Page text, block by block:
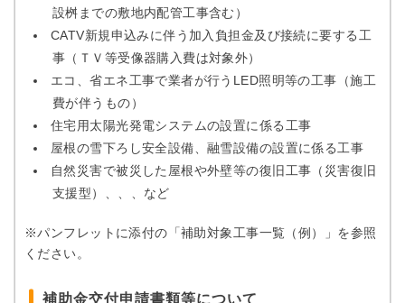
設桝までの敷地内配管工事含む）
CATV新規申込みに伴う加入負担金及び接続に要する工
事（ＴＶ等受像器購入費は対象外）
エコ、省エネ工事で業者が行うLED照明等の工事（施工
費が伴うもの）
住宅用太陽光発電システムの設置に係る工事
屋根の雪下ろし安全設備、融雪設備の設置に係る工事
自然災害で被災した屋根や外壁等の復旧工事（災害復旧
支援型）、、、など
※パンフレットに添付の「補助対象工事一覧（例）」を参照
ください。
補助金交付申請書類等について